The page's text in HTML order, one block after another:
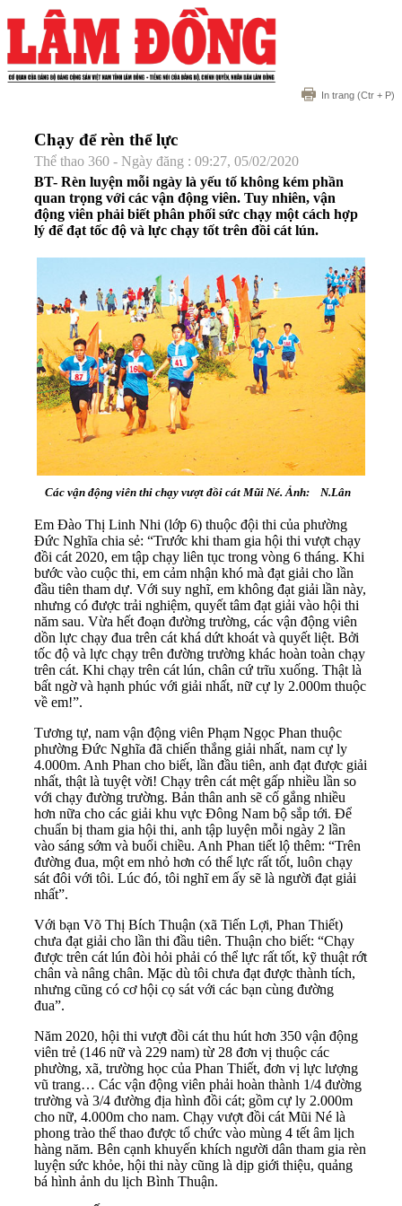
In trang (Ctr + P)
Chạy để rèn thể lực
Thể thao 360 - Ngày đăng : 09:27, 05/02/2020
BT- Rèn luyện mỗi ngày là yếu tố không kém phần
quan trọng với các vận động viên. Tuy nhiên, vận
động viên phải biết phân phối sức chạy một cách hợp
lý để đạt tốc độ và lực chạy tốt trên đồi cát lún.
Các vận động viên thi chạy vượt đồi cát Mũi Né. Ảnh: N.Lân
Em Đào Thị Linh Nhi (lớp 6) thuộc đội thi của phường
Đức Nghĩa chia sẻ: “Trước khi tham gia hội thi vượt chạy
đồi cát 2020, em tập chạy liên tục trong vòng 6 tháng. Khi
bước vào cuộc thi, em cảm nhận khó mà đạt giải cho lần
đầu tiên tham dự. Với suy nghĩ, em không đạt giải lần này,
nhưng có được trải nghiệm, quyết tâm đạt giải vào hội thi
năm sau. Vừa hết đoạn đường trường, các vận động viên
dồn lực chạy đua trên cát khá dứt khoát và quyết liệt. Bởi
tốc độ và lực chạy trên đường trường khác hoàn toàn chạy
trên cát. Khi chạy trên cát lún, chân cứ trĩu xuống. Thật là
bất ngờ và hạnh phúc với giải nhất, nữ cự ly 2.000m thuộc
về em!”.
Tương tự, nam vận động viên Phạm Ngọc Phan thuộc
phường Đức Nghĩa đã chiến thắng giải nhất, nam cự ly
4.000m. Anh Phan cho biết, lần đầu tiên, anh đạt được giải
nhất, thật là tuyệt vời! Chạy trên cát mệt gấp nhiều lần so
với chạy đường trường. Bản thân anh sẽ cố gắng nhiều
hơn nữa cho các giải khu vực Đông Nam bộ sắp tới. Để
chuẩn bị tham gia hội thi, anh tập luyện mỗi ngày 2 lần
vào sáng sớm và buổi chiều. Anh Phan tiết lộ thêm: “Trên
đường đua, một em nhỏ hơn có thể lực rất tốt, luôn chạy
sát đôi với tôi. Lúc đó, tôi nghĩ em ấy sẽ là người đạt giải
nhất”.
Với bạn Võ Thị Bích Thuận (xã Tiến Lợi, Phan Thiết)
chưa đạt giải cho lần thi đầu tiên. Thuận cho biết: “Chạy
được trên cát lún đòi hỏi phải có thể lực rất tốt, kỹ thuật rớt
chân và nâng chân. Mặc dù tôi chưa đạt được thành tích,
nhưng cũng có cơ hội cọ sát với các bạn cùng đường
đua”.
Năm 2020, hội thi vượt đồi cát thu hút hơn 350 vận động
viên trẻ (146 nữ và 229 nam) từ 28 đơn vị thuộc các
phường, xã, trường học của Phan Thiết, đơn vị lực lượng
vũ trang… Các vận động viên phải hoàn thành 1/4 đường
trường và 3/4 đường địa hình đồi cát; gồm cự ly 2.000m
cho nữ, 4.000m cho nam. Chạy vượt đồi cát Mũi Né là
phong trào thể thao được tổ chức vào mùng 4 tết âm lịch
hàng năm. Bên cạnh khuyến khích người dân tham gia rèn
luyện sức khỏe, hội thi này cũng là dịp giới thiệu, quảng
bá hình ảnh du lịch Bình Thuận.